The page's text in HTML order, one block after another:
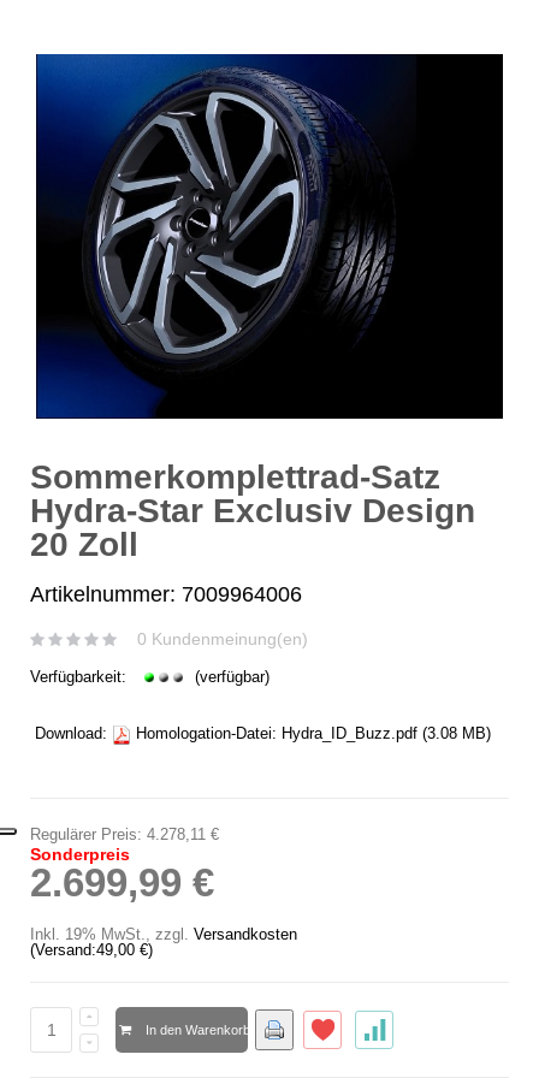
Sommerkomplettrad-Satz
Hydra-Star Exclusiv Design
20 Zoll
Artikelnummer: 7009964006
0 Kundenmeinung(en)
Verfügbarkeit: (verfügbar)
Download: Homologation-Datei: Hydra_ID_Buzz.pdf (3.08 MB)
Regulärer Preis: 4.278,11 €
Sonderpreis
2.699,99 €
Inkl. 19% MwSt., zzgl. Versandkosten
(Versand:49,00 €)
In den Warenkorb